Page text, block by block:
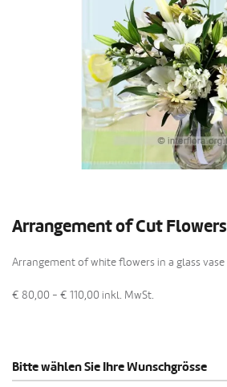
Arrangement of Cut Flowers
Arrangement of white flowers in a glass vase
€ 80,00 - € 110,00 inkl. MwSt.
Bitte wählen Sie Ihre Wunschgrösse